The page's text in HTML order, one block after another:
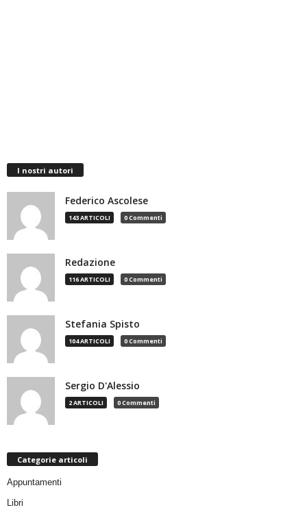
I nostri autori
Federico Ascolese
143 ARTICOLI 0 Commenti
Redazione
116 ARTICOLI 0 Commenti
Stefania Spisto
104 ARTICOLI 0 Commenti
Sergio D'Alessio
2 ARTICOLI 0 Commenti
Categorie articoli
Appuntamenti
Libri